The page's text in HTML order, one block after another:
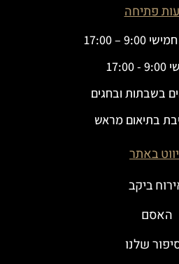
פתיחה
– 17:00
בשבתות ובחגים
בתיאום מראש
באתר
ביקב
האסם
שלנו